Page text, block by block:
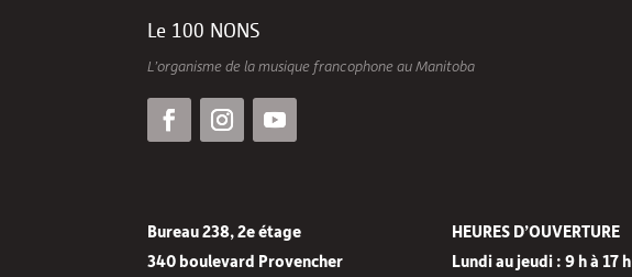
Le 100 NONS
L’organisme de la musique francophone au Manitoba
Bureau 238, 2e étage
340 boulevard Provencher
HEURES D’OUVERTURE
Lundi au jeudi : 9 h à 17 h